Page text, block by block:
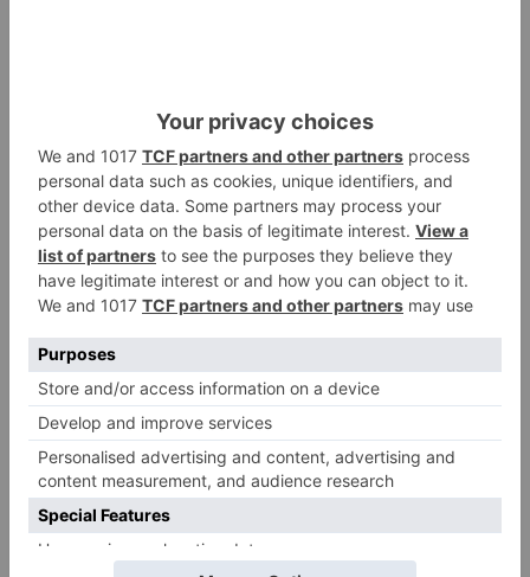
posible. Cree que es necesario realizar la prueba
a los profesionales de la Sanidad y a
continuación a la población. De este modo,
cuantas más resultados obtengas, más se
reducirá la curva de contagios.
Esta crisis sanitaria debe marcar un antes y un
después, dice, aprender de los errores. En
asuntos más propios de Burgos, Celedonio
considera que el HUBU no puede estar
gestionado por un factor externo, en este caso
Eficanza. Cree que debería ser auto gestionado,